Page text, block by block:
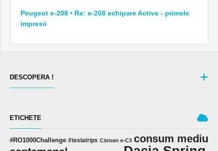
Peugeot e-208 • Re: e-208 echipare Active - primele
impresii
DESCOPERA !
ETICHETE
#RO1000Challenge #teslatrips Citroen e-C3 consum mediu